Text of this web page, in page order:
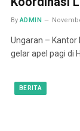
By ADMIN
Ungaran –
gelar apel pagi di
BERITA